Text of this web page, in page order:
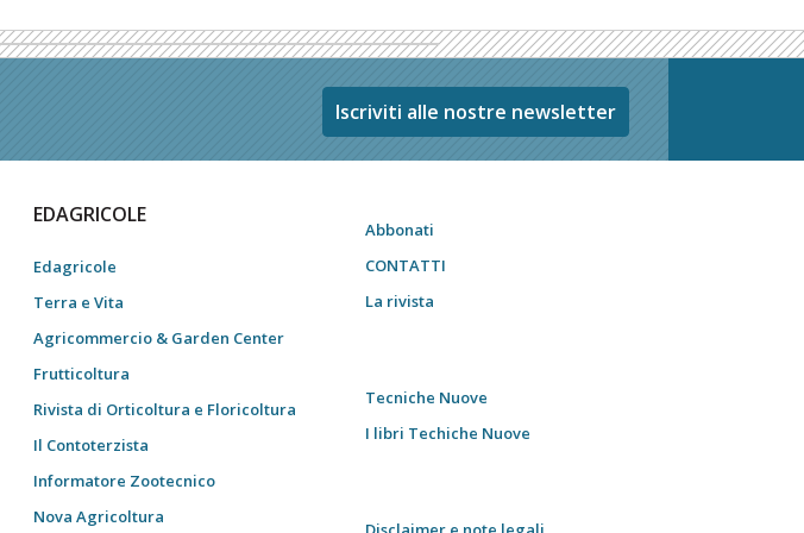
Iscriviti alle nostre newsletter
EDAGRICOLE
Edagricole
Terra e Vita
Agricommercio & Garden Center
Frutticoltura
Rivista di Orticoltura e Floricoltura
Il Contoterzista
Informatore Zootecnico
Nova Agricoltura
Abbonati
CONTATTI
La rivista
Tecniche Nuove
I libri Techiche Nuove